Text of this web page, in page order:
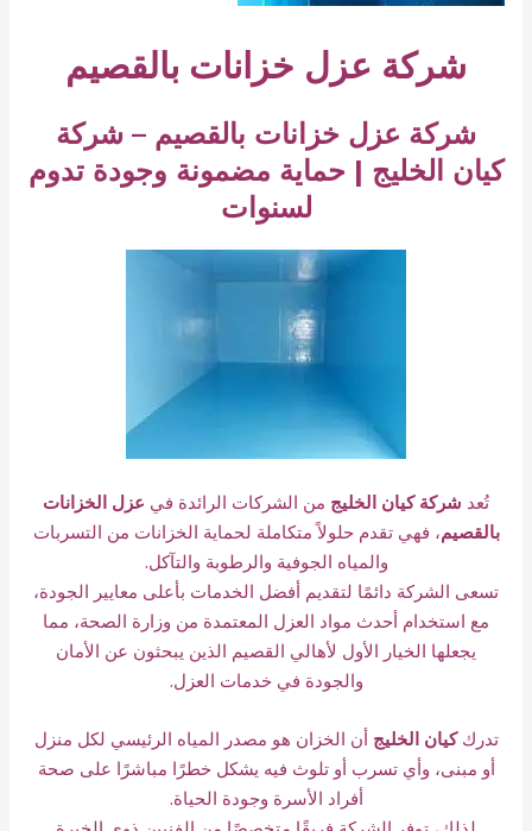
شركة عزل خزانات بالقصيم
شركة عزل خزانات بالقصيم – شركة
كيان الخليج | حماية مضمونة وجودة تدوم
لسنوات
تُعد شركة كيان الخليج من الشركات الرائدة في عزل الخزانات
بالقصيم، فهي تقدم حلولاً متكاملة لحماية الخزانات من التسربات
والمياه الجوفية والرطوبة والتآكل.
تسعى الشركة دائمًا لتقديم أفضل الخدمات بأعلى معايير الجودة،
مع استخدام أحدث مواد العزل المعتمدة من وزارة الصحة، مما
يجعلها الخيار الأول لأهالي القصيم الذين يبحثون عن الأمان
والجودة في خدمات العزل.
تدرككيان الخليج أن الخزان هو مصدر المياه الرئيسي لكل منزل
أو مبنى، وأي تسرب أو تلوث فيه يشكل خطرًا مباشرًا على صحة
أفراد الأسرة وجودة الحياة.